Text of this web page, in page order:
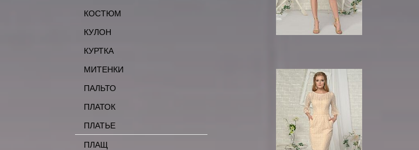
КОСТЮМ
КУЛОН
КУРТКА
МИТЕНКИ
ПАЛЬТО
ПЛАТОК
ПЛАТЬЕ
ПЛАЩ